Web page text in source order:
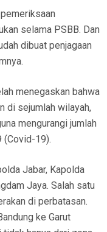
selama PSBB. Dan
dibuat penjagaan
menegaskan bahwa
di sejumlah wilayah,
mengurangi jumlah
(Covid-19).
Jabar, Kapolda
Jaya. Salah satu
di perbatasan.
ke Garut